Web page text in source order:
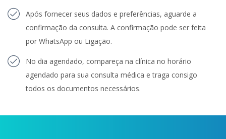
Após fornecer seus dados e preferências, aguarde a
confirmação da consulta. A confirmação pode ser feita
por WhatsApp ou Ligação.
No dia agendado, compareça na clínica no horário
agendado para sua consulta médica e traga consigo
todos os documentos necessários.